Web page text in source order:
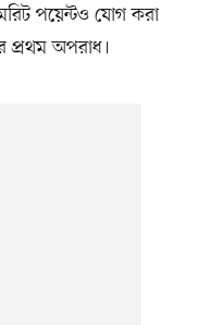
পয়েন্টও যোগ করা
প্রথম অপরাধ।